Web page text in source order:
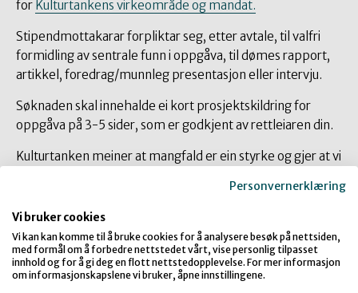
for Kulturtankens virkeområde og mandat.
Stipendmottakarar forpliktar seg, etter avtale, til valfri
formidling av sentrale funn i oppgåva, til dømes rapport,
artikkel, foredrag/munnleg presentasjon eller intervju.
Søknaden skal innehalde ei kort prosjektskildring for
oppgåva på 3-5 sider, som er godkjent av rettleiaren din.
Kulturtanken meiner at mangfald er ein styrke og gjer at vi
stipendsøkjarar med ulike kompetansar,
fagkombinasjonar, livserfaringar og forskingsperspektiv.
Presiser gjerne i søknaden kva masteroppgåva di kan
bidra med i eit mangfaldsperspektiv.
Personvernerklæring
Vi bruker cookies
Vi kan kan komme til å bruke cookies for å analysere besøk på nettsiden,
med formål om å forbedre nettstedet vårt, vise personlig tilpasset
innhold og for å gi deg en flott nettstedopplevelse. For mer informasjon
om informasjonskapslene vi bruker, åpne innstillingene.